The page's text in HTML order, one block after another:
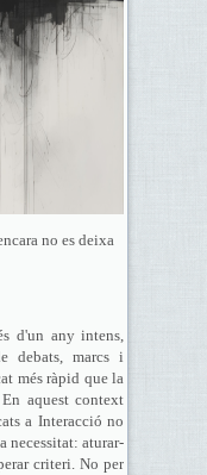
no es deixa
d'un any intens,
debats, marcs i
més ràpid que la
aquest context
a Interacció no
necessitat: aturar-
criteri. No per